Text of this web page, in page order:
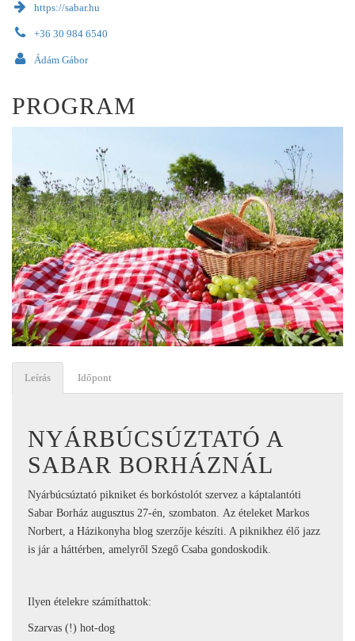
https://sabar.hu
+36 30 984 6540
Ádám Gábor
PROGRAM
Leírás Időpont
NYÁRBÚCSÚZTATÓ A
SABAR BORHÁZNÁL
Nyárbúcsúztató pikniket és borkóstolót szervez a káptalantóti
Sabar Borház augusztus 27-én, szombaton. Az ételeket Markos
Norbert, a Házikonyha blog szerzője készíti. A piknikhez élő jazz
is jár a háttérben, amelyről Szegő Csaba gondoskodik.
Ilyen ételekre számíthattok:
Szarvas (!) hot-dog